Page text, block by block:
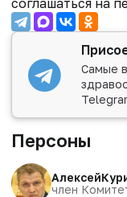
соглашаться на
Самые
Персоны
Алексей
член